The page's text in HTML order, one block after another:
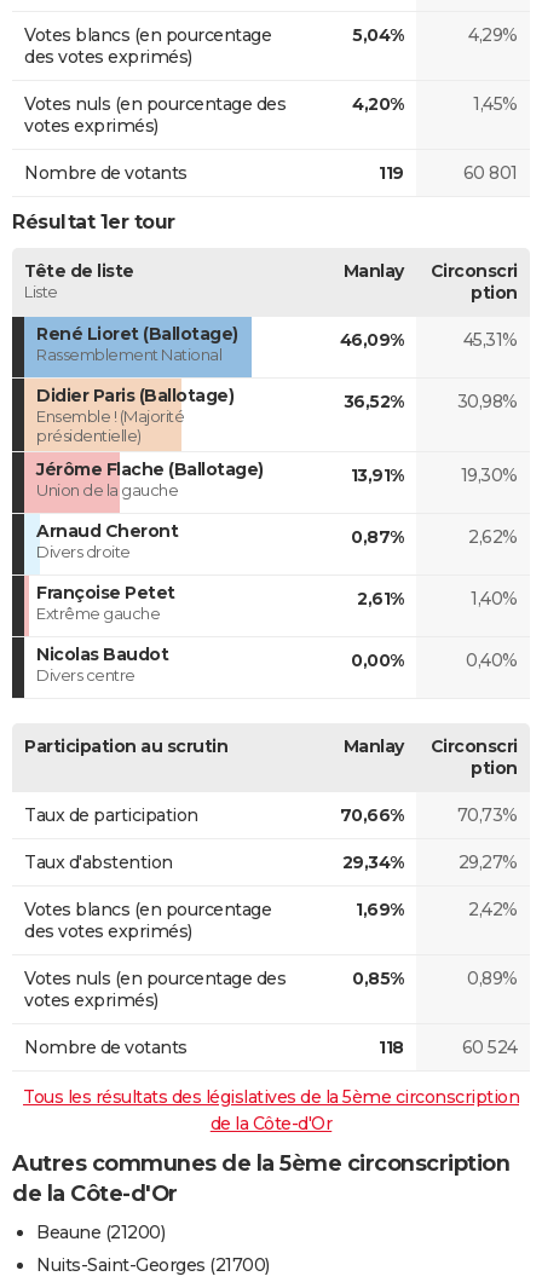
Votes blancs (en pourcentage
des votes exprimés)
5,04% 4,29%
Votes nuls (en pourcentage des
votes exprimés)
4,20% 1,45%
Nombre de votants 119 60 801
Résultat 1er tour
Tête de liste
Liste
Manlay
Circonscri
ption
René Lioret (Ballotage)
Rassemblement National
46,09% 45,31%
Didier Paris (Ballotage)
Ensemble ! (Majorité
présidentielle)
36,52% 30,98%
Jérôme Flache (Ballotage)
Union de la gauche
13,91% 19,30%
Arnaud Cheront
Divers droite
0,87% 2,62%
Françoise Petet
Extrême gauche
2,61% 1,40%
Nicolas Baudot
Divers centre
0,00% 0,40%
Participation au scrutin Manlay
Circonscri
ption
Taux de participation 70,66% 70,73%
Taux d'abstention 29,34% 29,27%
Votes blancs (en pourcentage
des votes exprimés)
1,69% 2,42%
Votes nuls (en pourcentage des
votes exprimés)
0,85% 0,89%
Nombre de votants 118 60 524
Tous les résultats des législatives de la 5ème circonscription
de la Côte-d'Or
Autres communes de la 5ème circonscription
de la Côte-d'Or
Beaune (21200)
Nuits-Saint-Georges (21700)